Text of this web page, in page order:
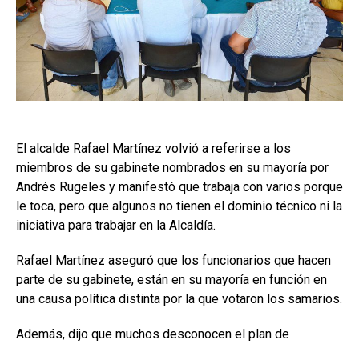
El alcalde Rafael Martínez volvió a referirse a los
miembros de su gabinete nombrados en su mayoría por
Andrés Rugeles y manifestó que trabaja con varios porque
le toca, pero que algunos no tienen el dominio técnico ni la
iniciativa para trabajar en la Alcaldía.
Rafael Martínez aseguró que los funcionarios que hacen
parte de su gabinete, están en su mayoría en función en
una causa política distinta por la que votaron los samarios.
Además, dijo que muchos desconocen el plan de